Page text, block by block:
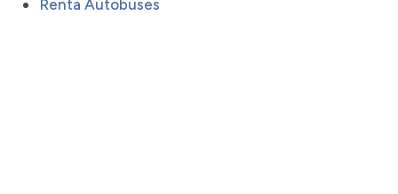
Renta Autobuses